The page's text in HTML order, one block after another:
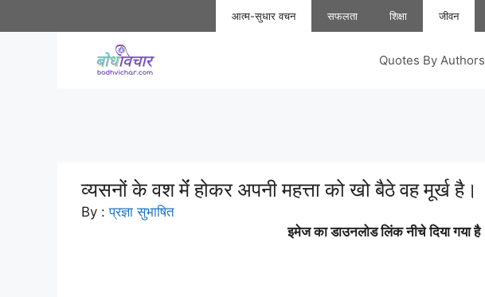
to
आत्म-सुधार वचन सफलता शिक्षा जीवन
Quotes By Authors
व्यसनों के वश मेंं होकर अपनी महत्ता को खो बैठे वह मूर्ख है।
By :प्रज्ञा सुभाषित
इमेज का डाउनलोड लिंक नीचे दिया गया है